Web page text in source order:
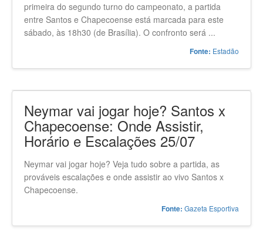
primeira do segundo turno do campeonato, a partida
entre Santos e Chapecoense está marcada para este
sábado, às 18h30 (de Brasília). O confronto será ...
Fonte: Estadão
Neymar vai jogar hoje? Santos x
Chapecoense: Onde Assistir,
Horário e Escalações 25/07
Neymar vai jogar hoje? Veja tudo sobre a partida, as
prováveis escalações e onde assistir ao vivo Santos x
Chapecoense.
Fonte: Gazeta Esportiva